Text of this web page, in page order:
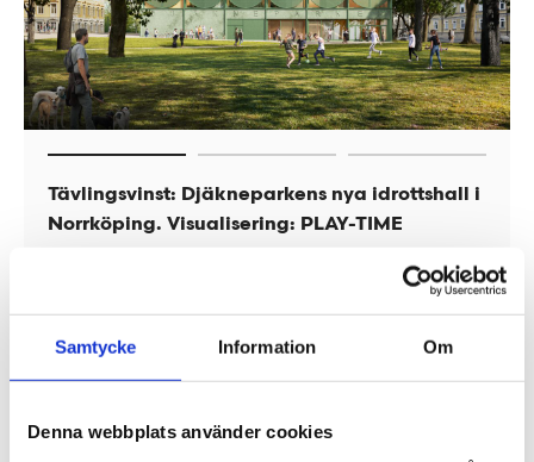
Samtycke Information Om
Denna webbplats använder cookies
Tävlingsvinst: Djäkneparkens nya idrottshall i
Norrköping. Visualisering: PLAY-TIME
Vårt förslag för Oskarshamns nya
krematorium Visualisering: PLAY-TIME
Vårt förslag för Kungsbacka arena.
Visualisering: PLAY-TIME